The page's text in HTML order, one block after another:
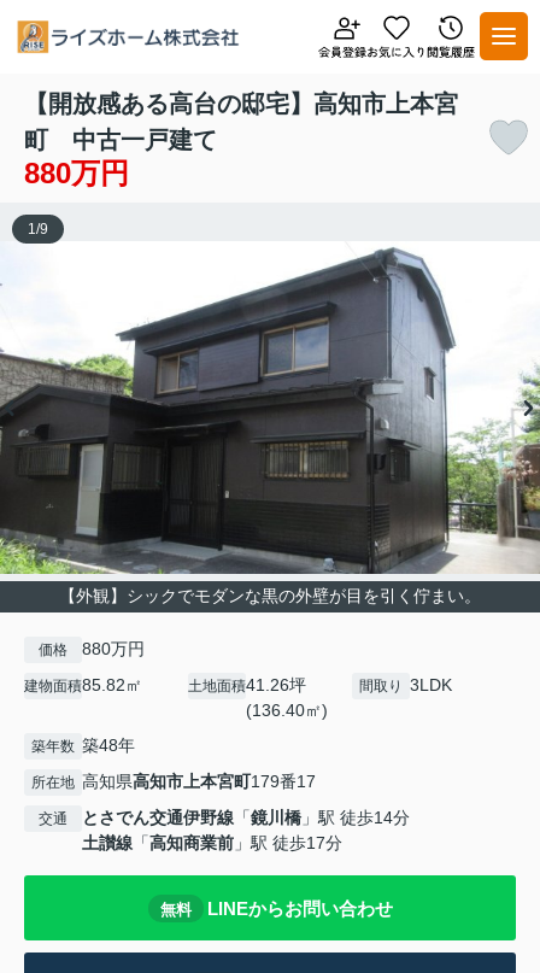
【開放感ある高台の邸宅】高知市上本宮
町 中古一戸建て
880万円
【外観】シックでモダンな黒の外壁が目を引く佇まい。
1/9
価格 880万円
建物面積85.82㎡ 土地面積41.26坪
(136.40㎡)
間取り 3LDK
築年数 築48年
所在地 高知県高知市上本宮町179番17
交通 とさでん交通伊野線 「鏡川橋 」駅 徒歩14分
土讃線 「高知商業前 」駅 徒歩17分
無料 LINEからお問い合わせ